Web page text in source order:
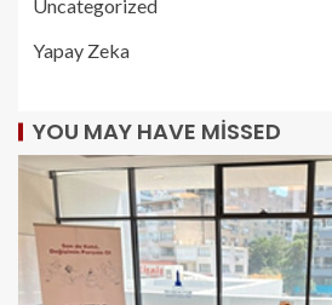
Uncategorized
Yapay Zeka
YOU MAY HAVE MISSED